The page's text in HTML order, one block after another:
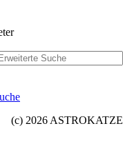
(c) 2026 ASTROKATZE